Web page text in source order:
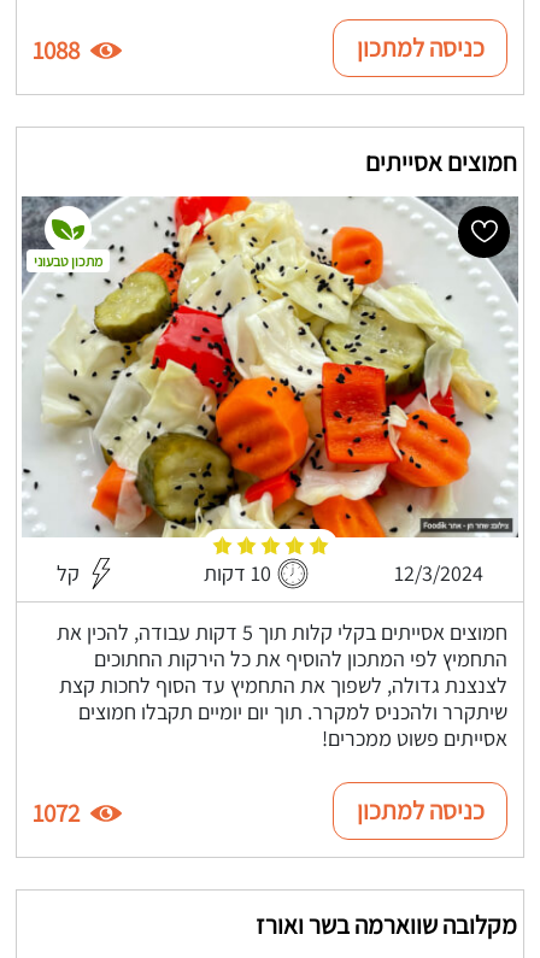
כניסה למתכון 1088
חמוצים אסייתים
12/3/2024 10 דקות קל
חמוצים אסייתים בקלי קלות תוך 5 דקות עבודה, להכין את
התחמיץ לפי המתכון להוסיף את כל הירקות החתוכים
לצנצנת גדולה, לשפוך את התחמיץ עד הסוף לחכות קצת
שיתקרר ולהכניס למקרר. תוך יום יומיים תקבלו חמוצים
אסייתים פשוט ממכרים!
מתכון טבעוני
כניסה למתכון 1072
מקלובה שווארמה בשר ואורז